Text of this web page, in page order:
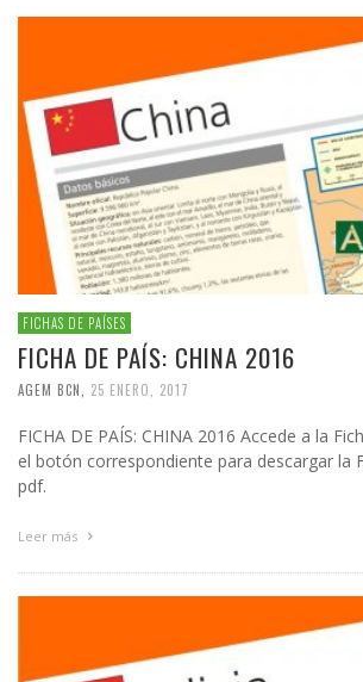
FICHAS DE PAÍSES
FICHA DE PAÍS: CHINA 2016
AGEM BCN 25 ENERO, 2017
FICHA DE PAÍS: CHINA 2016 Accede a la
el botón correspondiente para descargar la
pdf.
Leer más